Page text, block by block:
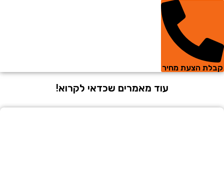
הצעת מחיר
עוד מאמרים שכדאי לקרוא!